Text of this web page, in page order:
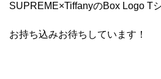
SUPREME×TiffanyのBox Logo T
お持ち込みお待ちしています！